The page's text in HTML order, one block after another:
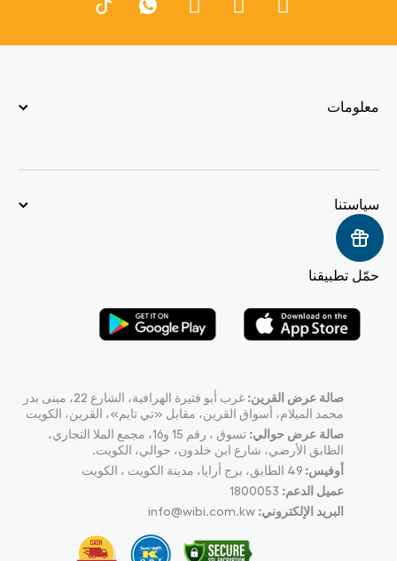
معلومات
سياستنا
حمّل تطبيقنا
صالة عرض القرين:
غرب أبو فتيرة الهرافية، الشارع 22، مبنى بدر
محمد الميلام، أسواق القرين، مقابل «تي تايم»، القرين، الكويت
صالة عرض حوالي:
تسوق ، رقم 15 و16، مجمع الملا التجاري،
الطابق الأرضي، شارع ابن خلدون، حوالي، الكويت.
أوفيس:
الطابق، برج أرايا، مدينة الكويت ، الكويت
عميل الدعم: 1800053
البريد الإلكتروني: info@wibi.com.kw